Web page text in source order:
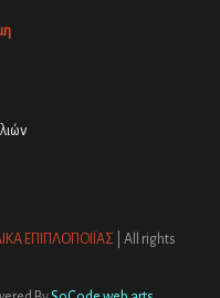
ΕΠΙΠΛΟΠΟΙΪΑΣ | All rights